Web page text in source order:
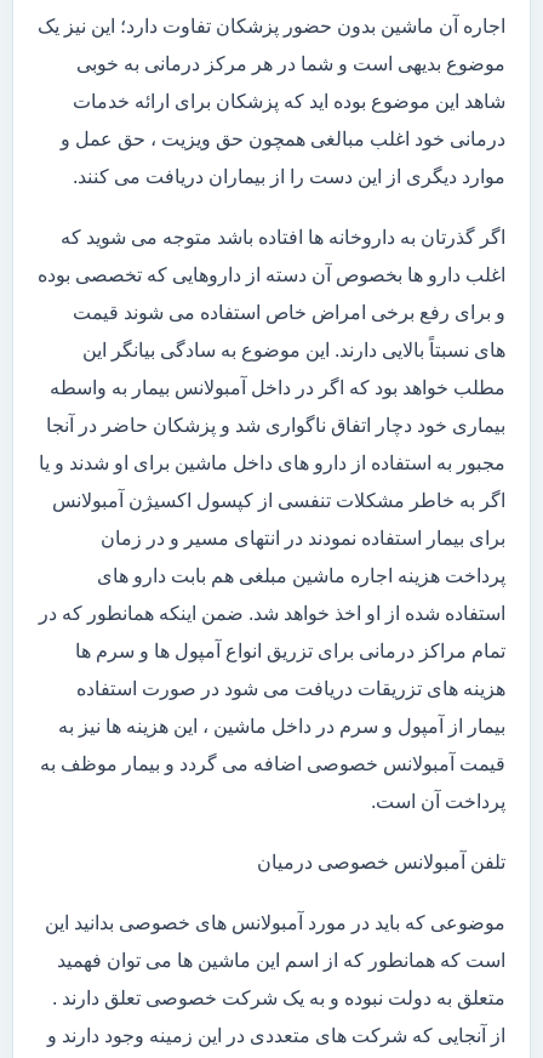
اجاره آن ماشین بدون حضور پزشکان تفاوت دارد؛ این نیز یک
موضوع بدیهی است و شما در هر مرکز درمانی به خوبی
شاهد این موضوع بوده اید که پزشکان برای ارائه خدمات
درمانی خود اغلب مبالغی همچون حق ویزیت ، حق عمل و
موارد دیگری از این دست را از بیماران دریافت می کنند.
اگر گذرتان به داروخانه ها افتاده باشد متوجه می شوید که
اغلب دارو ها بخصوص آن دسته از داروهایی که تخصصی بوده
و برای رفع برخی امراض خاص استفاده می شوند قیمت
های نسبتاً بالایی دارند. این موضوع به سادگی بیانگر این
مطلب خواهد بود که اگر در داخل آمبولانس بیمار به واسطه
بیماری خود دچار اتفاق ناگواری شد و پزشکان حاضر در آنجا
مجبور به استفاده از دارو های داخل ماشین برای او شدند و یا
اگر به خاطر مشکلات تنفسی از کپسول اکسیژن آمبولانس
برای بیمار استفاده نمودند در انتهای مسیر و در زمان
پرداخت هزینه اجاره ماشین مبلغی هم بابت دارو های
استفاده شده از او اخذ خواهد شد. ضمن اینکه همانطور که در
تمام مراکز درمانی برای تزریق انواع آمپول ها و سرم ها
هزینه های تزریقات دریافت می شود در صورت استفاده
بیمار از آمپول و سرم در داخل ماشین ، این هزینه ها نیز به
قیمت آمبولانس خصوصی اضافه می گردد و بیمار موظف به
پرداخت آن است.
تلفن آمبولانس خصوصی درمیان
موضوعی که باید در مورد آمبولانس های خصوصی بدانید این
است که همانطور که از اسم این ماشین ها می توان فهمید
متعلق به دولت نبوده و به یک شرکت خصوصی تعلق دارند .
از آنجایی که شرکت های متعددی در این زمینه وجود دارند و